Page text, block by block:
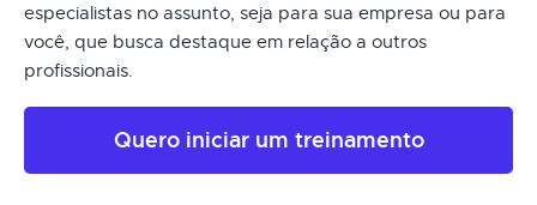
especialistas no assunto, seja para sua empresa ou para
você, que busca destaque em relação a outros
profissionais.
Quero iniciar um treinamento